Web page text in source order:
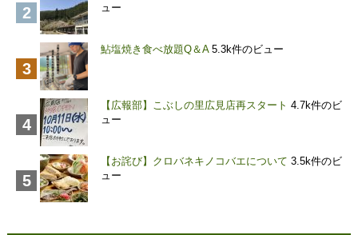
ュー
鮎塩焼き食べ放題Q＆A 5.3k件のビュー
【広報部】こぶしの里広見店再スタート 4.7k件のビ
ュー
【お詫び】クロバネキノコバエについて 3.5k件のビ
ュー